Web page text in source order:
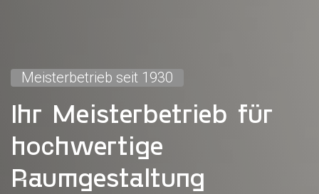
Meisterbetrieb seit 1930
Ihr Meisterbetrieb für
hochwertige
Raumgestaltung